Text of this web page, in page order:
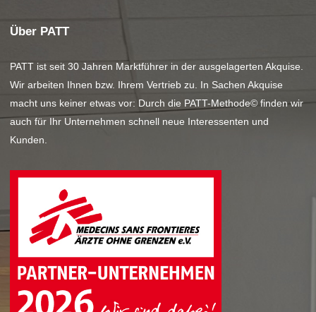
Über PATT
PATT ist seit 30 Jahren Marktführer in der ausgelagerten Akquise.
Wir arbeiten Ihnen bzw. Ihrem Vertrieb zu. In Sachen Akquise
macht uns keiner etwas vor: Durch die PATT-Methode© finden wir
auch für Ihr Unternehmen schnell neue Interessenten und
Kunden.